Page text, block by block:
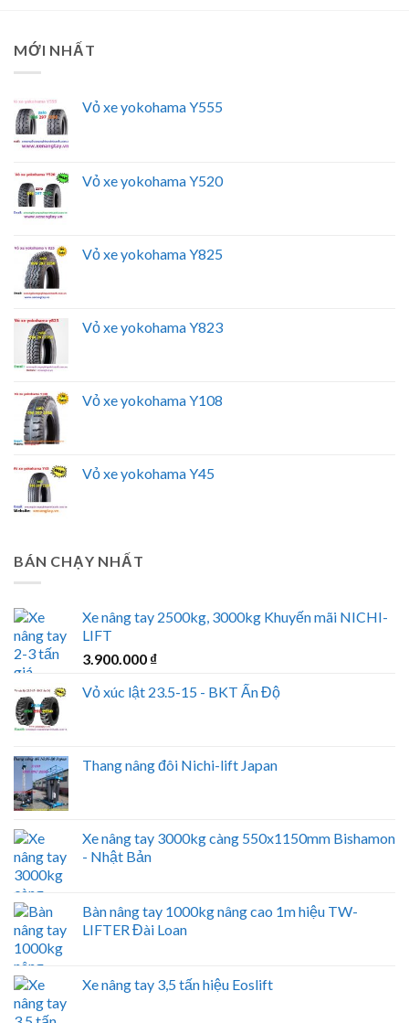
MỚI NHẤT
Vỏ xe yokohama Y555
Vỏ xe yokohama Y520
Vỏ xe yokohama Y825
Vỏ xe yokohama Y823
Vỏ xe yokohama Y108
Vỏ xe yokohama Y45
BÁN CHẠY NHẤT
Xe nâng tay 2500kg, 3000kg Khuyến mãi NICHI-
LIFT
3.900.000 ₫
Vỏ xúc lật 23.5-15 - BKT Ấn Độ
Thang nâng đôi Nichi-lift Japan
Xe nâng tay 3000kg càng 550x1150mm Bishamon
- Nhật Bản
Bàn nâng tay 1000kg nâng cao 1m hiệu TW-
LIFTER Đài Loan
Xe nâng tay 3,5 tấn hiệu Eoslift